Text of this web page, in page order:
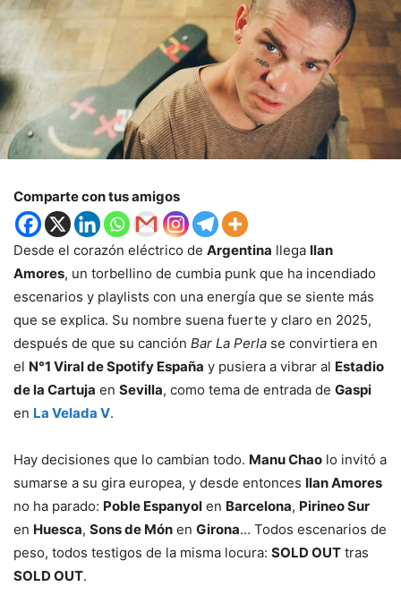
Comparte con tus amigos
Desde el corazón eléctrico de Argentina llega Ilan
Amores, un torbellino de cumbia punk que ha incendiado
escenarios y playlists con una energía que se siente más
que se explica. Su nombre suena fuerte y claro en 2025,
después de que su canción Bar La Perla se convirtiera en
el N°1 Viral de Spotify España y pusiera a vibrar al Estadio
de la Cartuja en Sevilla, como tema de entrada de Gaspi
en La Velada V.
Hay decisiones que lo cambian todo. Manu Chao lo invitó a
sumarse a su gira europea, y desde entonces Ilan Amores
no ha parado: Poble Espanyol en Barcelona, Pirineo Sur
en Huesca, Sons de Món en Girona… Todos escenarios de
peso, todos testigos de la misma locura: SOLD OUT tras
SOLD OUT.